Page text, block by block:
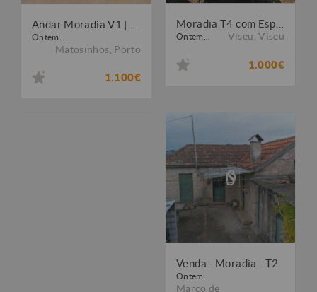
Ontem...
Matosinhos Porto
1.100€
Ontem... Viseu ,Viseu
1.000€
Venda - Moradia - T2
Ontem...
Marco de